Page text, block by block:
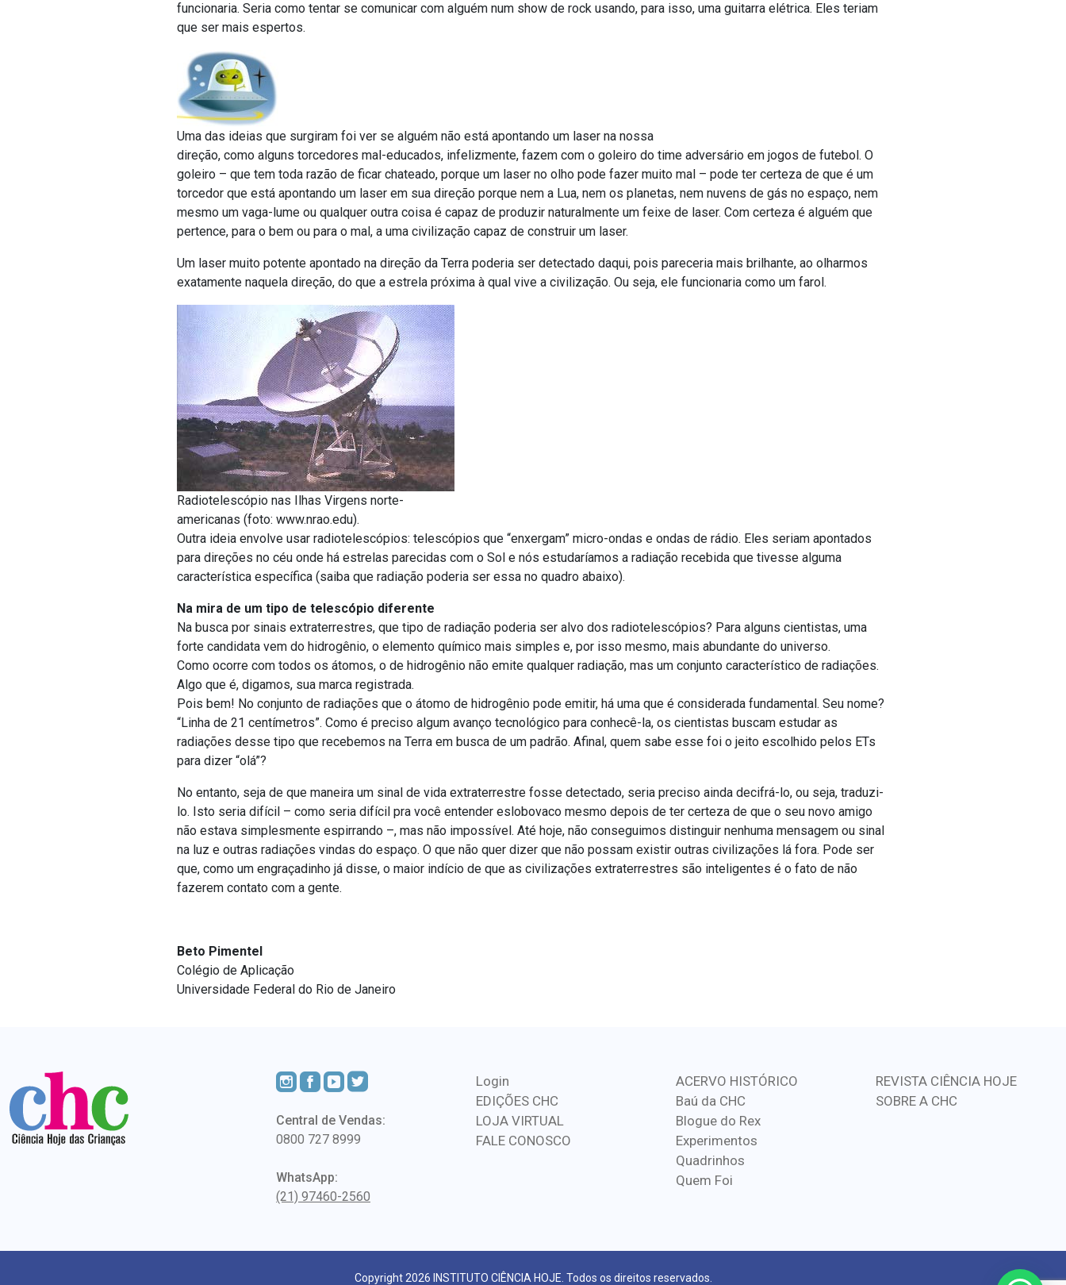
funcionaria. Seria como tentar se comunicar com alguém num show de rock usando, para isso, uma guitarra elétrica. Eles teriam
que ser mais espertos.
Uma das ideias que surgiram foi ver se alguém não está apontando um laser na nossa
direção, como alguns torcedores mal-educados, infelizmente, fazem com o goleiro do time adversário em jogos de futebol. O
goleiro – que tem toda razão de ficar chateado, porque um laser no olho pode fazer muito mal – pode ter certeza de que é um
torcedor que está apontando um laser em sua direção porque nem a Lua, nem os planetas, nem nuvens de gás no espaço, nem
mesmo um vaga-lume ou qualquer outra coisa é capaz de produzir naturalmente um feixe de laser. Com certeza é alguém que
pertence, para o bem ou para o mal, a uma civilização capaz de construir um laser.
Um laser muito potente apontado na direção da Terra poderia ser detectado daqui, pois pareceria mais brilhante, ao olharmos
exatamente naquela direção, do que a estrela próxima à qual vive a civilização. Ou seja, ele funcionaria como um farol.
Radiotelescópio nas Ilhas Virgens norte-
americanas (foto: www.nrao.edu).
Outra ideia envolve usar radiotelescópios: telescópios que “enxergam” micro-ondas e ondas de rádio. Eles seriam apontados
para direções no céu onde há estrelas parecidas com o Sol e nós estudaríamos a radiação recebida que tivesse alguma
característica específica (saiba que radiação poderia ser essa no quadro abaixo).
Na mira de um tipo de telescópio diferente
Na busca por sinais extraterrestres, que tipo de radiação poderia ser alvo dos radiotelescópios? Para alguns cientistas, uma
forte candidata vem do hidrogênio, o elemento químico mais simples e, por isso mesmo, mais abundante do universo.
Como ocorre com todos os átomos, o de hidrogênio não emite qualquer radiação, mas um conjunto característico de radiações.
Algo que é, digamos, sua marca registrada.
Pois bem! No conjunto de radiações que o átomo de hidrogênio pode emitir, há uma que é considerada fundamental. Seu nome?
“Linha de 21 centímetros”. Como é preciso algum avanço tecnológico para conhecê-la, os cientistas buscam estudar as
radiações desse tipo que recebemos na Terra em busca de um padrão. Afinal, quem sabe esse foi o jeito escolhido pelos ETs
para dizer “olá”?
No entanto, seja de que maneira um sinal de vida extraterrestre fosse detectado, seria preciso ainda decifrá-lo, ou seja, traduzi-
lo. Isto seria difícil – como seria difícil pra você entender eslobovaco mesmo depois de ter certeza de que o seu novo amigo
não estava simplesmente espirrando –, mas não impossível. Até hoje, não conseguimos distinguir nenhuma mensagem ou sinal
na luz e outras radiações vindas do espaço. O que não quer dizer que não possam existir outras civilizações lá fora. Pode ser
que, como um engraçadinho já disse, o maior indício de que as civilizações extraterrestres são inteligentes é o fato de não
fazerem contato com a gente.
Beto Pimentel
Colégio de Aplicação
Universidade Federal do Rio de Janeiro
Central de Vendas:
0800 727 8999
WhatsApp:
(21) 97460-2560
Login
EDIÇÕES CHC
LOJA VIRTUAL
FALE CONOSCO
ACERVO HISTÓRICO
Baú da CHC
Blogue do Rex
Experimentos
Quadrinhos
Quem Foi
REVISTA CIÊNCIA HOJE
SOBRE A CHC
Copyright 2026 INSTITUTO CIÊNCIA HOJE. Todos os direitos reservados.